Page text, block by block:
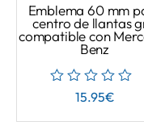
Emblema 60 mm
centro de llantas
compatible con
Benz
15.95€